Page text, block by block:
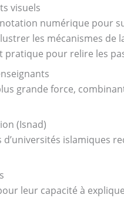
visuels
numérique pour
les mécanismes de
pour relire les
grande force,
(Isnad)
islamiques
leur capacité à